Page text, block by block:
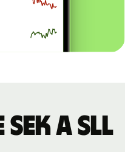
a SLL